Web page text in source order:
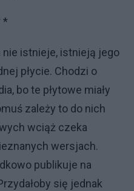
*
nie istnieje, istnieją jego
płycie. Chodzi o
bo te płytowe miały
zależy to do nich
wciąż czeka
wersjach.
publikuje na
się jednak